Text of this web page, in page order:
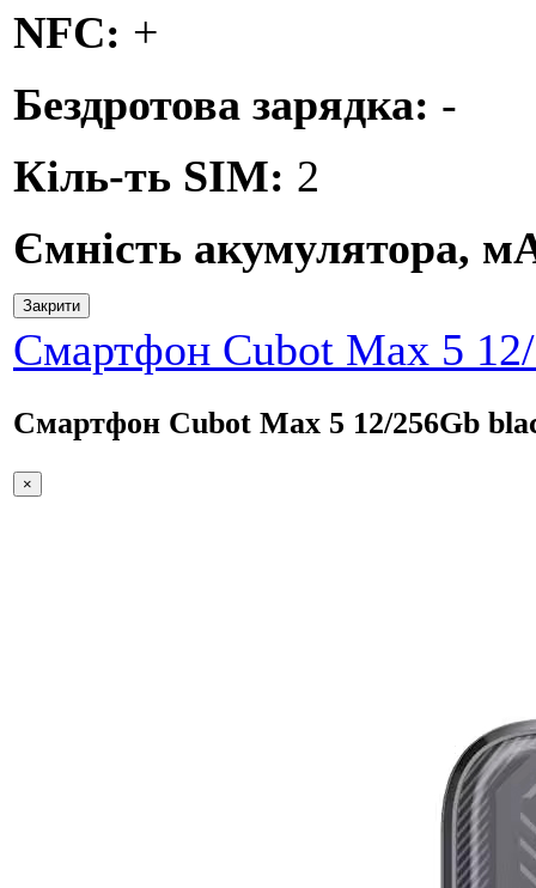
NFC: +
Бездротова зарядка: -
Кіль-ть SIM: 2
Ємність акумулятора,
Закрити
Смартфон Cubot Max 5
Смартфон Cubot Max 5 12/256Gb
×